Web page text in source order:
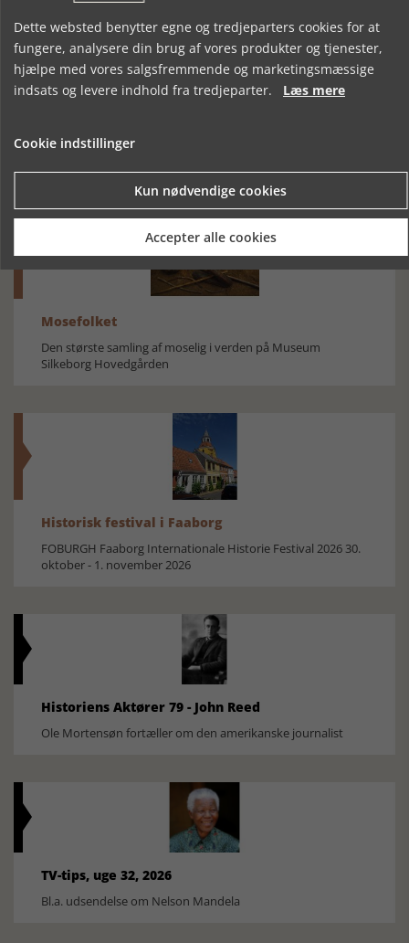
Mosefolket
Den største samling af moselig i verden på Museum
Silkeborg Hovedgården
Historisk festival i Faaborg
FOBURGH Faaborg Internationale Historie Festival 2026 30.
oktober - 1. november 2026
Historiens Aktører 79 - John Reed
Ole Mortensøn fortæller om den amerikanske journalist
TV-tips, uge 32, 2026
Bl.a. udsendelse om Nelson Mandela
Dette websted benytter egne og tredjeparters cookies for at
fungere, analysere din brug af vores produkter og tjenester,
hjælpe med vores salgsfremmende og marketingsmæssige
indsats og levere indhold fra tredjeparter. Læs mere
Cookie indstillinger
Kun nødvendige cookies
Accepter alle cookies